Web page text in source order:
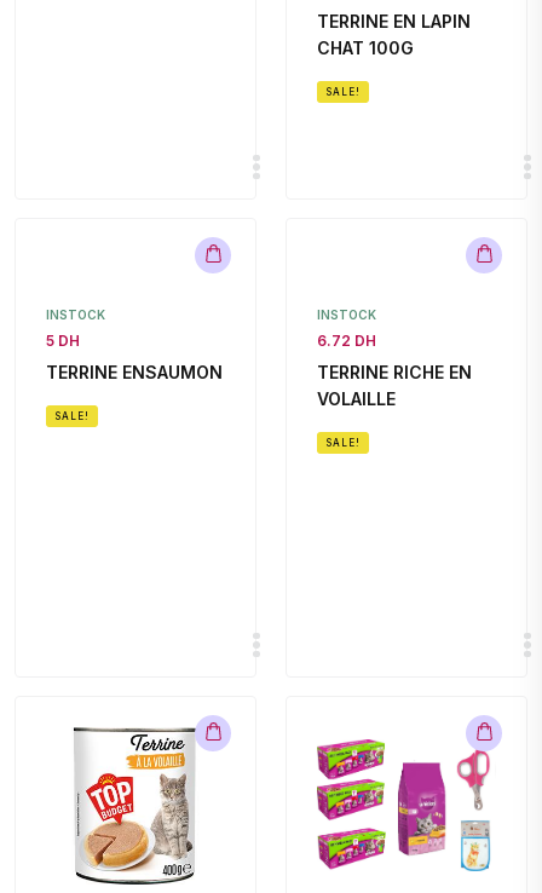
TERRINE EN LAPIN
CHAT 100G
SALE!
INSTOCK
5 DH
TERRINE ENSAUMON
SALE!
INSTOCK
6.72 DH
TERRINE RICHE EN
VOLAILLE
SALE!